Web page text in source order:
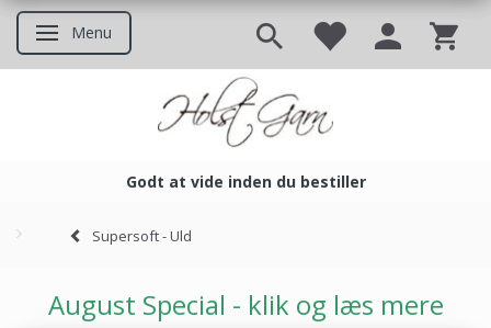
Skifte navigation
Menu
Godt at vide inden du bestiller
Supersoft - Uld
August Special - klik og læs mere